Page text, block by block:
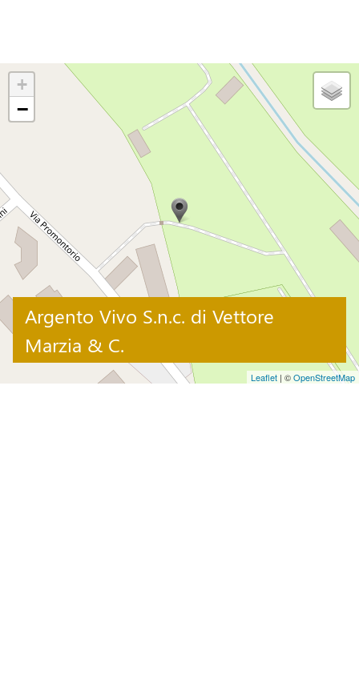
+
−
Leaflet | ©OpenStreetMap
Argento Vivo S.n.c. di Vettore
Marzia & C.